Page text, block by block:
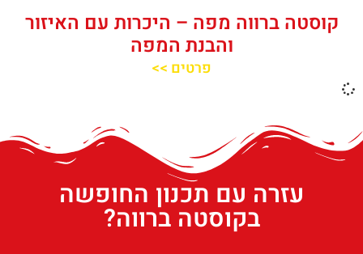
קוסטה ברווה מפה – היכרות עם האיזור
והבנת המפה
פרטים >>
עזרה עם תכנון החופשה
בקוסטה ברווה?